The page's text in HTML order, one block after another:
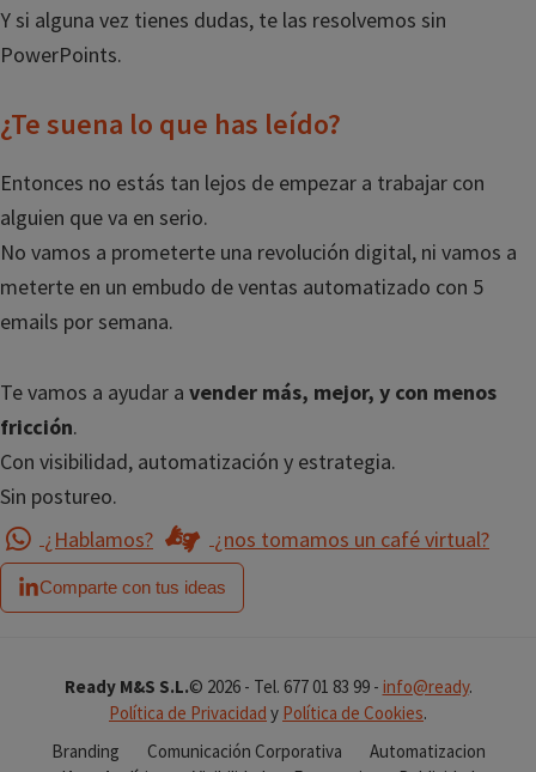
Y si alguna vez tienes dudas, te las resolvemos sin
PowerPoints.
¿Te suena lo que has leído?
Entonces no estás tan lejos de empezar a trabajar con
alguien que va en serio.
No vamos a prometerte una revolución digital, ni vamos a
meterte en un embudo de ventas automatizado con 5
emails por semana.
Te vamos a ayudar a vender más, mejor, y con menos
fricción.
Con visibilidad, automatización y estrategia.
Sin postureo.
¿Hablamos?
¿nos tomamos un café virtual?
Comparte con tus ideas
Ready M&S S.L.© 2026 - Tel. 677 01 83 99 - info@ready.
Política de Privacidad y Política de Cookies.
Branding
Comunicación Corporativa
Automatizacion